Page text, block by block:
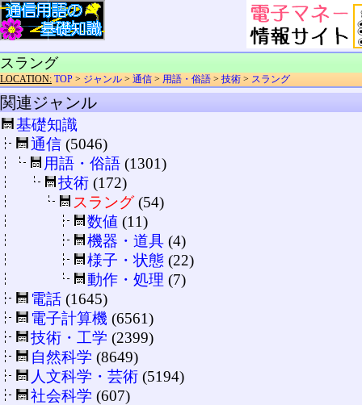
スラング
LOCATION: TOP > ジャンル > 通信 > 用語・俗語 > 技術 > スラング
関連ジャンル
基礎知識
通信 (5046)
用語・俗語 (1301)
技術 (172)
スラング(54)
数値 (11)
機器・道具 (4)
様子・状態 (22)
動作・処理 (7)
電話 (1645)
電子計算機 (6561)
技術・工学 (2399)
自然科学 (8649)
人文科学・芸術 (5194)
社会科学 (607)